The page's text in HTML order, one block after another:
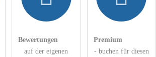
Bewertungen
auf der eigenen
Premium
- buchen für diesen